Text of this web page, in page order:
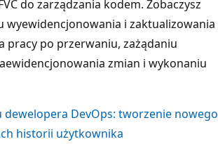
do zarządzania kodem. Zobaczysz
wyewidencjonowania i zaktualizowania
pracy po przerwaniu, zażądaniu
zmian i wykonaniu
dewelopera DevOps: tworzenie nowego
historii użytkownika